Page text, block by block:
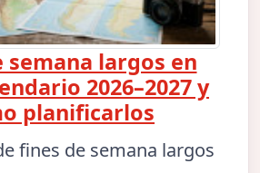
semana largos en
2026–2027 y
planificarlos
fines de semana largos